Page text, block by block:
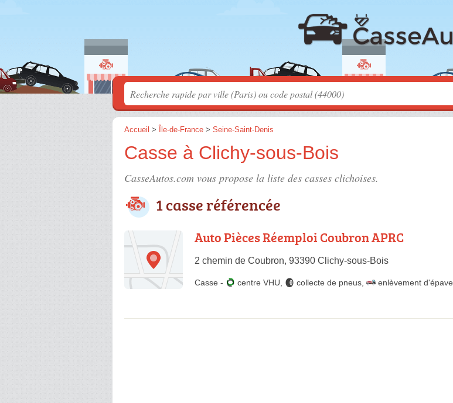
Accueil > Île-de-France > Seine-Saint-Denis
Casse à Clichy-sous-Bois
CasseAutos.com vous propose la liste des casses clichoises.
1 casse référencée
Auto Pièces Réemploi Coubron APRC
2 chemin de Coubron, 93390 Clichy-sous-Bois
Casse - centre VHU collecte de pneus enlèvement d'épave